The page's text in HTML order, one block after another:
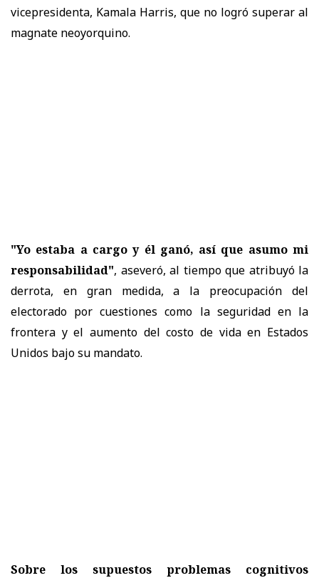
vicepresidenta, Kamala Harris, que no logró superar al
magnate neoyorquino.
"Yo estaba a cargo y él ganó, así que asumo mi
responsabilidad", aseveró, al tiempo que atribuyó la
derrota, en gran medida, a la preocupación del
electorado por cuestiones como la seguridad en la
frontera y el aumento del costo de vida en Estados
Unidos bajo su mandato.
Sobre los supuestos problemas cognitivos